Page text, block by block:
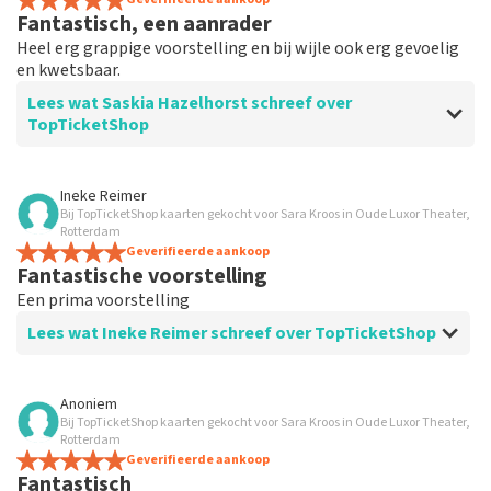
Fantastisch, een aanrader
Heel erg grappige voorstelling en bij wijle ook erg gevoelig
en kwetsbaar.
Lees wat Saskia Hazelhorst schreef over
TopTicketShop
Beoordeling van Saskia Hazelhorst over
Prima service.
Ineke Reimer
Bij TopTicketShop kaarten gekocht voor Sara Kroos in Oude Luxor Theater,
Rotterdam
Geverifieerde aankoop
Fantastische voorstelling
Een prima voorstelling
Lees wat Ineke Reimer schreef over TopTicketShop
Beoordeling van Ineke Reimer over
Prima
Ook prettig paar dagen voor voorstellingen een
reminder
Anoniem
Bij TopTicketShop kaarten gekocht voor Sara Kroos in Oude Luxor Theater,
Rotterdam
Geverifieerde aankoop
Fantastisch